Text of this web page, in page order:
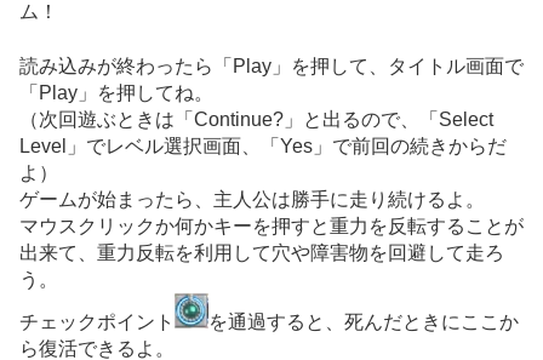
ム！
読み込みが終わったら「Play」を押して、タイトル画面で
「Play」を押してね。
（次回遊ぶときは「Continue?」と出るので、「Select
Level」でレベル選択画面、「Yes」で前回の続きからだ
よ）
ゲームが始まったら、主人公は勝手に走り続けるよ。
マウスクリックか何かキーを押すと重力を反転することが
出来て、重力反転を利用して穴や障害物を回避して走ろ
う。
チェックポイント
を通過すると、死んだときにここか
ら復活できるよ。